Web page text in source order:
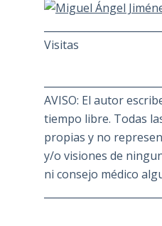
Visitas
AVISO: El autor
tiempo libre. Todas
propias y no
y/o visiones de
ni consejo médico